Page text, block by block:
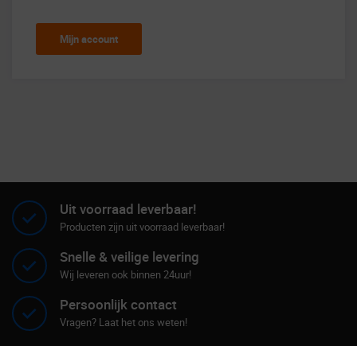
Mijn account
Uit voorraad leverbaar!
Producten zijn uit voorraad leverbaar!
Snelle & veilige levering
Wij leveren ook binnen 24uur!
Persoonlijk contact
Vragen? Laat het ons weten!